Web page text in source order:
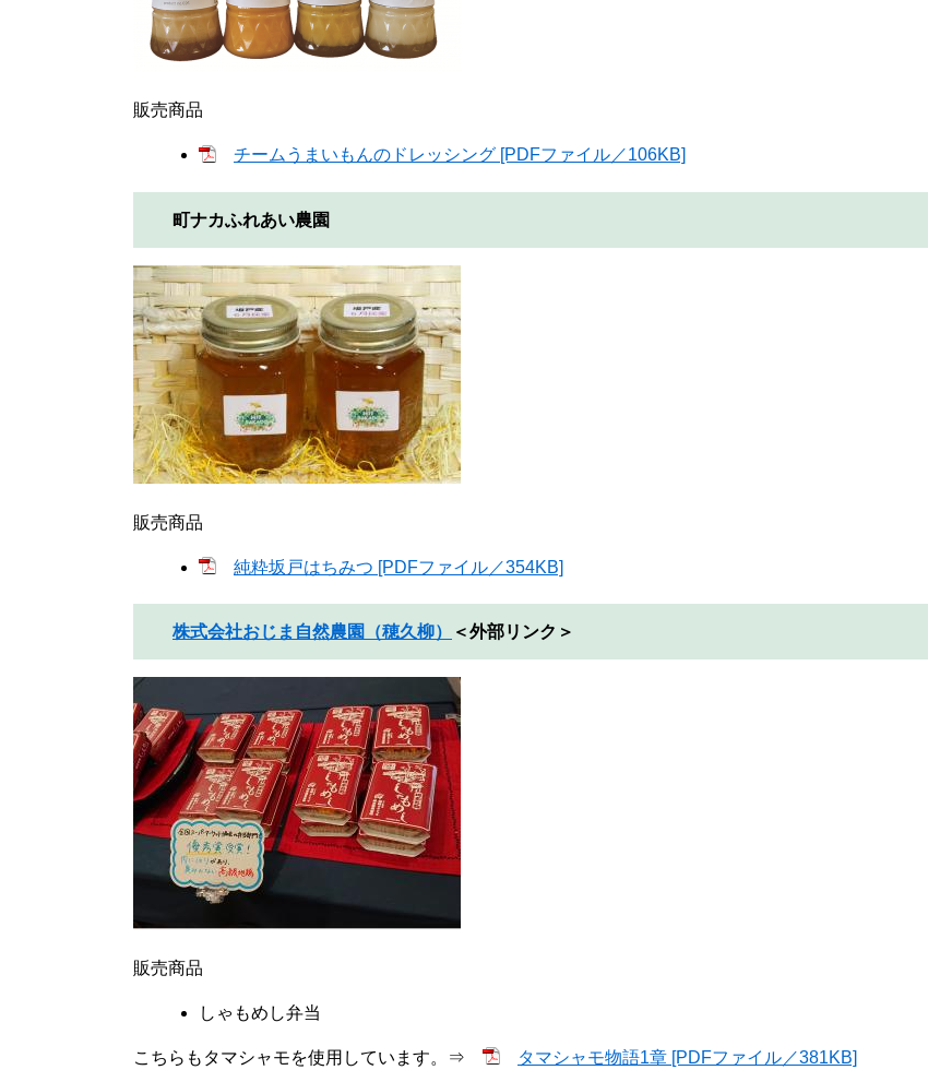
販売商品
チームうまいもんのドレッシング [PDFファイル／106KB]
町ナカふれあい農園
販売商品
純粋坂戸はちみつ [PDFファイル／354KB]
株式会社おじま自然農園（穂久柳） ＜外部リンク＞
販売商品
しゃもめし弁当
こちらもタマシャモを使用しています。⇒ タマシャモ物語1章 [PDFファイル／381KB]